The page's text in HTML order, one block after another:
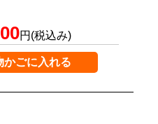
円(税込み)